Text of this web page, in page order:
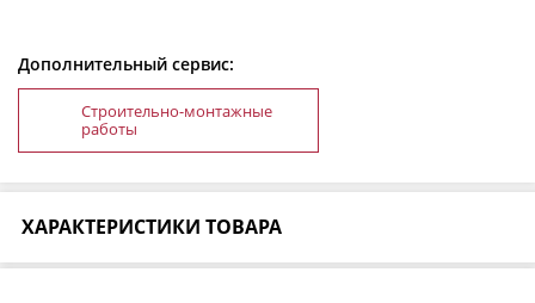
Дополнительный сервис:
Строительно-монтажные
работы
ХАРАКТЕРИСТИКИ ТОВАРА